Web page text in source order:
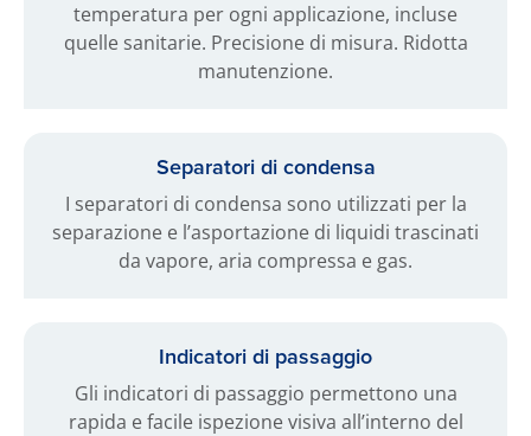
temperatura per ogni applicazione, incluse
quelle sanitarie. Precisione di misura. Ridotta
manutenzione.
Separatori di condensa
I separatori di condensa sono utilizzati per la
separazione e l’asportazione di liquidi trascinati
da vapore, aria compressa e gas.
Indicatori di passaggio
Gli indicatori di passaggio permettono una
rapida e facile ispezione visiva all’interno del